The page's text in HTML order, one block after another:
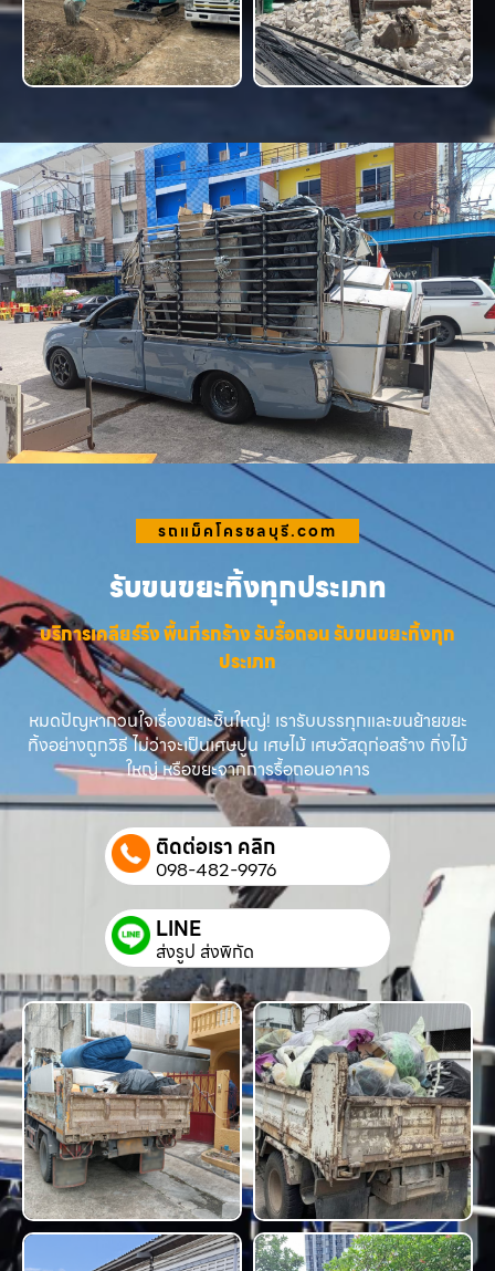
รถแม็คโครชลบุรี.com
รับขนขยะทิ้งทุกประเภท
บริการเคลียร์ริ่ง พื้นที่รกร้าง รับรื้อถอน รับขนขยะทิ้งทุก
ประเภท
หมดปัญหากวนใจเรื่องขยะชิ้นใหญ่! เรารับบรรทุกและขนย้ายขยะ
ทิ้งอย่างถูกวิธี ไม่ว่าจะเป็นเศษปูน เศษไม้ เศษวัสดุก่อสร้าง กิ่งไม้
ใหญ่ หรือขยะจากการรื้อถอนอาคาร
ติดต่อเรา คลิก
098-482-9976
LINE
ส่งรูป ส่งพิกัด